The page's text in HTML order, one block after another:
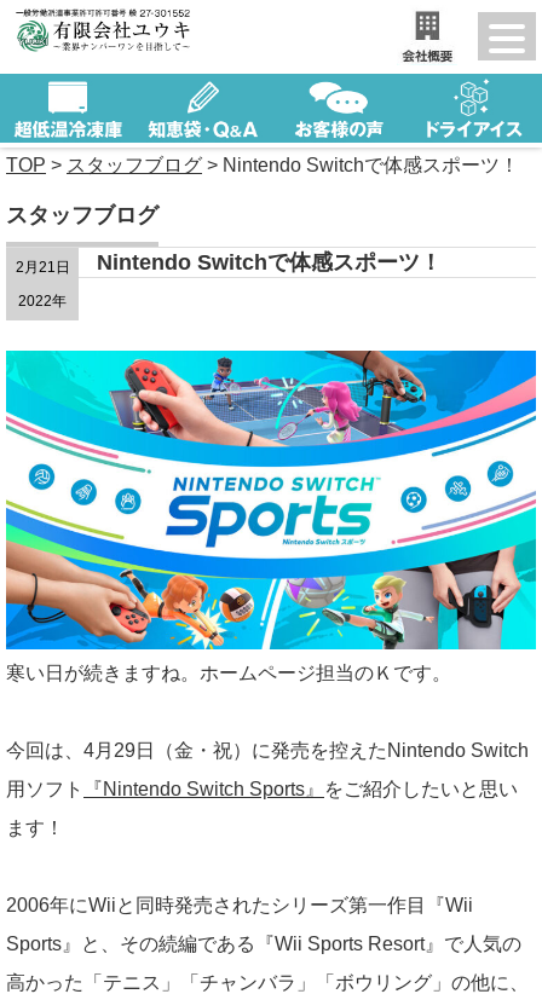
TOP > スタッフブログ > Nintendo Switchで体感スポーツ！
スタッフブログ
2月21日
2022年
Nintendo Switchで体感スポーツ！
寒い日が続きますね。ホームページ担当のＫです。
今回は、4月29日（金・祝）に発売を控えたNintendo Switch
用ソフト
『Nintendo Switch Sports』
をご紹介したいと思い
ます！
2006年にWiiと同時発売されたシリーズ第一作目『Wii
Sports』と、その続編である『Wii Sports Resort』で人気の
高かった「テニス」「チャンバラ」「ボウリング」の他に、